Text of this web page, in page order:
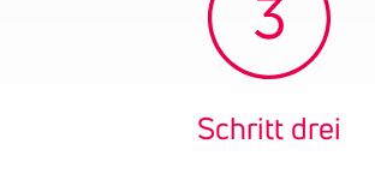
Schritt drei